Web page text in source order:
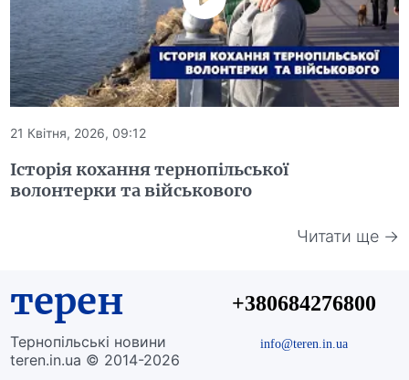
21 Квітня, 2026, 09:12
Історія кохання тернопільської
волонтерки та військового
Читати ще →
терен
Тернопільські новини
teren.in.ua © 2014-2026
+380684276800
info@teren.in.ua